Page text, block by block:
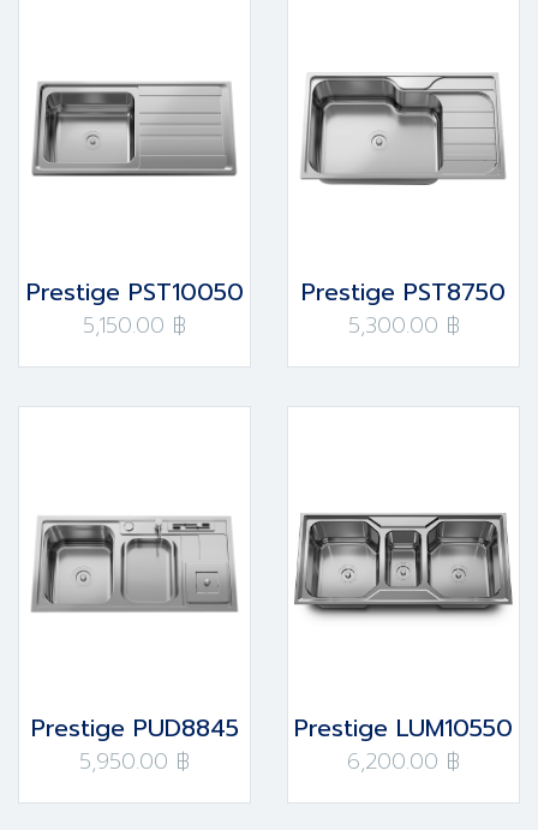
Prestige PST10050
5,150.00 ฿
Prestige PST8750
5,300.00 ฿
Prestige PUD8845
5,950.00 ฿
Prestige LUM10550
6,200.00 ฿